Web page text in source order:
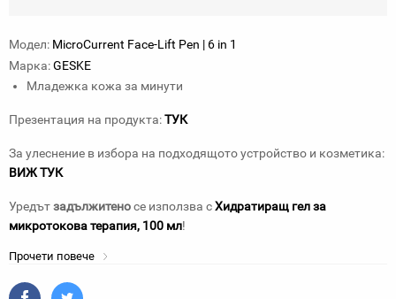
Модел: MicroCurrent Face-Lift Pen | 6 in 1
Марка:GESKE
Младежка кожа за минути
Презентация на продукта:ТУК
За улеснение в избора на подходящото устройство и козметика:
ВИЖ ТУК
Уредътзадължитеносе използва сХидратиращ гел за
микротокова терапия, 100 мл!
Прочети повече